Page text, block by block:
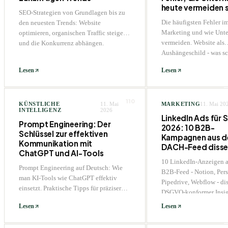
SEO-Strategien von Grundlagen bis zu
den neuesten Trends: Website
optimieren, organischen Traffic steigern
und die Konkurrenz abhängen.
Lesen
heute vermeiden
Die häufigsten Fehler
Marketing und wie
vermeiden. Website als
Aushängeschild - was
Lesen
KÜNSTLICHE
INTELLIGENZ
11. Mai
2026
Prompt Engineering: Der
Schlüssel zur effektiven
Kommunikation mit
ChatGPT und AI-Tools
Prompt Engineering auf Deutsch: Wie
man KI-Tools wie ChatGPT effektiv
einsetzt. Praktische Tipps für präzisere
Lesen
MARKETING11. Mai
LinkedIn Ads für
2026: 10 B2B-
Kampagnen aus
DACH-Feed
10 LinkedIn-Anzeigen
B2B-Feed - Notion,
Pipedrive, Webflow -
DSGVO-konformer
und realistische CPL-
Lesen